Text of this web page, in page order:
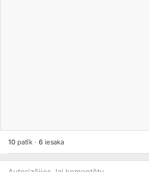
10patīk · 6iesaka